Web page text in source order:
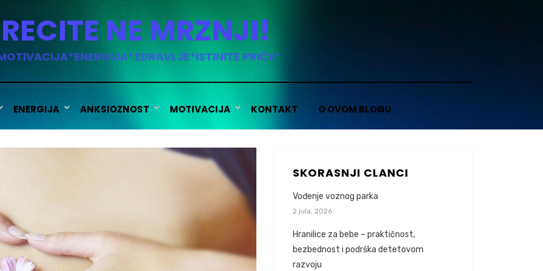
RECITE NE MRZNJI!
PRIČE*
ENERGIJA ANKSIOZNOST MOTIVACIJA KONTAKT O OVOM BLOGU
SKORASNJI CLANCI
Vođenje voznog parka
2 jula, 2026
Hranilice za bebe – praktičnost,
bezbednost i podrška detetovom
razvoju